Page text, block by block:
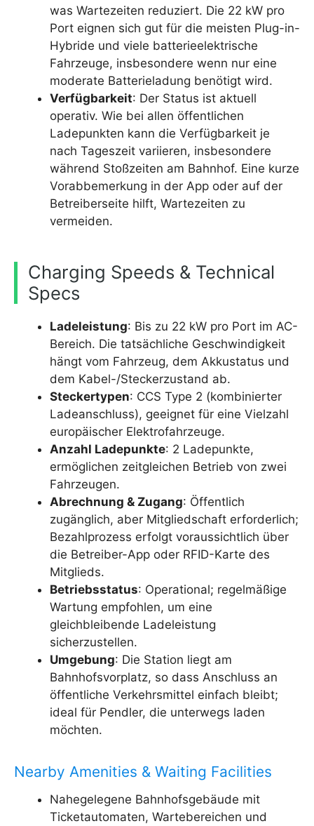
was Wartezeiten reduziert. Die 22 kW pro
Port eignen sich gut für die meisten Plug-in-
Hybride und viele batterieelektrische
Fahrzeuge, insbesondere wenn nur eine
moderate Batterieladung benötigt wird.
Verfügbarkeit: Der Status ist aktuell
operativ. Wie bei allen öffentlichen
Ladepunkten kann die Verfügbarkeit je
nach Tageszeit variieren, insbesondere
während Stoßzeiten am Bahnhof. Eine kurze
Vorabbemerkung in der App oder auf der
Betreiberseite hilft, Wartezeiten zu
vermeiden.
Charging Speeds & Technical
Specs
Ladeleistung: Bis zu 22 kW pro Port im AC-
Bereich. Die tatsächliche Geschwindigkeit
hängt vom Fahrzeug, dem Akkustatus und
dem Kabel-/Steckerzustand ab.
Steckertypen: CCS Type 2 (kombinierter
Ladeanschluss), geeignet für eine Vielzahl
europäischer Elektrofahrzeuge.
Anzahl Ladepunkte: 2 Ladepunkte,
ermöglichen zeitgleichen Betrieb von zwei
Fahrzeugen.
Abrechnung & Zugang: Öffentlich
zugänglich, aber Mitgliedschaft erforderlich;
Bezahlprozess erfolgt voraussichtlich über
die Betreiber-App oder RFID-Karte des
Mitglieds.
Betriebsstatus: Operational; regelmäßige
Wartung empfohlen, um eine
gleichbleibende Ladeleistung
sicherzustellen.
Umgebung: Die Station liegt am
Bahnhofsvorplatz, so dass Anschluss an
öffentliche Verkehrsmittel einfach bleibt;
ideal für Pendler, die unterwegs laden
möchten.
Nearby Amenities & Waiting Facilities
Nahegelegene Bahnhofsgebäude mit
Ticketautomaten, Wartebereichen und